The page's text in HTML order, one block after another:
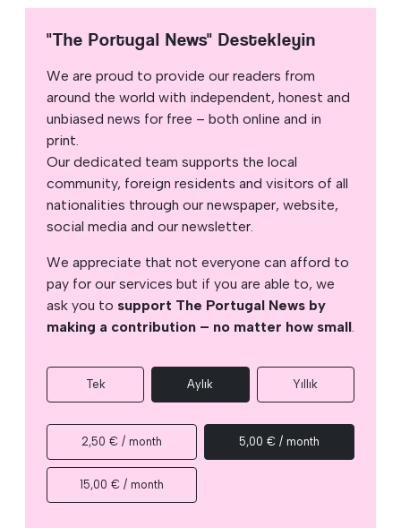
"The Portugal News" Destekleyin
We are proud to provide our readers from
around the world with independent, honest and
unbiased news for free – both online and in
print.
Our dedicated team supports the local
community, foreign residents and visitors of all
nationalities through our newspaper, website,
social media and our newsletter.
We appreciate that not everyone can afford to
pay for our services but if you are able to, we
ask you to support The Portugal News by
making a contribution – no matter how small.
Tek Aylık Yıllık
2,50 € / month 5,00 € / month
15,00 € / month